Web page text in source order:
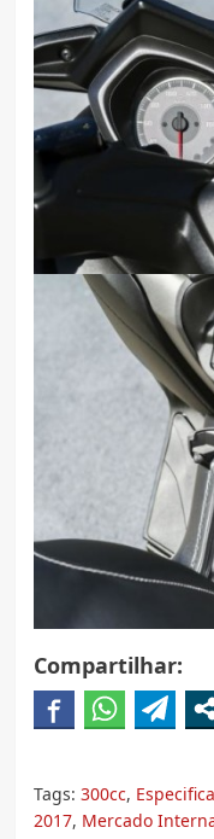
Compartilhar:
Tags: 300cc,
2017, Mercado